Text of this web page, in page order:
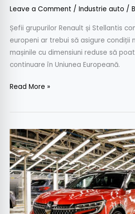
Leave a Comment / Industrie auto /
Șefii grupurilor Renault și Stellantis
europeni ar trebui să asigure condiții
mașinile cu dimensiuni reduse să
continuare în Uniunea Europeană.
Read More »
Uzinele
Renault
și
Stellantis
din
Spania
au